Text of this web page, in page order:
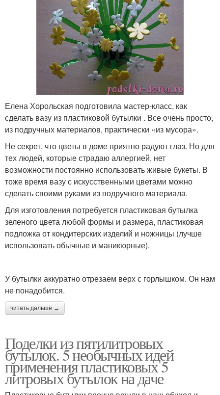
Елена Хорольская подготовила мастер-класс, как
сделать вазу из пластиковой бутылки . Все очень просто,
из подручных материалов, практически «из мусора».
Не секрет, что цветы в доме приятно радуют глаз. Но для
тех людей, которые страдаю аллергией, нет
возможности постоянно использовать живые букеты. В
тоже время вазу с искусственными цветами можно
сделать своими руками из подручного материала.
Для изготовления потребуется пластиковая бутылка
зеленого цвета любой формы и размера, пластиковая
подложка от кондитерских изделий и ножницы (лучше
использовать обычные и маникюрные).
У бутылки аккуратно отрезаем верх с горлышком. Он нам
не понадобится.
читать дальше →
Поделки из пятилитровых
бутылок. 5 необычных идей
применения пластиковых 5
литровых бутылок на даче